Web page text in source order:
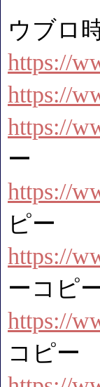
ウブロ
https://
https://
https://
ー
https://
ピー
https://
ーコピ
https://
コピー